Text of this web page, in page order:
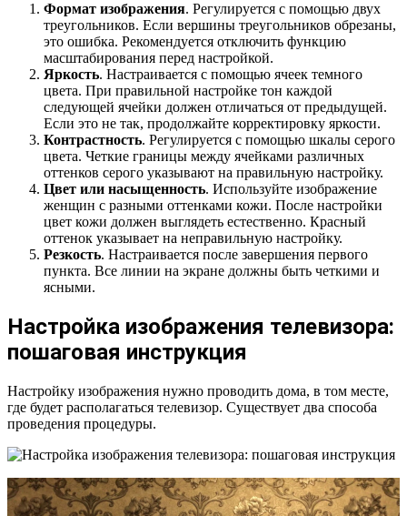
Формат изображения. Регулируется с помощью двух
треугольников. Если вершины треугольников обрезаны,
это ошибка. Рекомендуется отключить функцию
масштабирования перед настройкой.
Яркость. Настраивается с помощью ячеек темного
цвета. При правильной настройке тон каждой
следующей ячейки должен отличаться от предыдущей.
Если это не так, продолжайте корректировку яркости.
Контрастность. Регулируется с помощью шкалы серого
цвета. Четкие границы между ячейками различных
оттенков серого указывают на правильную настройку.
Цвет или насыщенность. Используйте изображение
женщин с разными оттенками кожи. После настройки
цвет кожи должен выглядеть естественно. Красный
оттенок указывает на неправильную настройку.
Резкость. Настраивается после завершения первого
пункта. Все линии на экране должны быть четкими и
ясными.
Настройка изображения телевизора:
пошаговая инструкция
Настройку изображения нужно проводить дома, в том месте,
где будет располагаться телевизор. Существует два способа
проведения процедуры.